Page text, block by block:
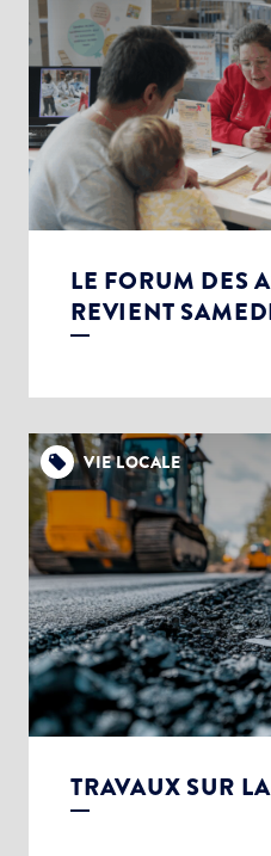
LE FORUM DES
REVIENT
VIE LOCALE
TRAVAUX SUR